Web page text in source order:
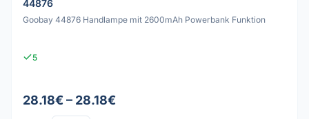
44876
Goobay 44876 Handlampe mit 2600mAh Powerbank Funktion
5
28.18€ – 28.18€